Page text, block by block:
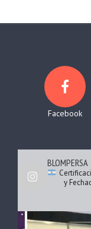
Facebook
BLOMPERSA
y